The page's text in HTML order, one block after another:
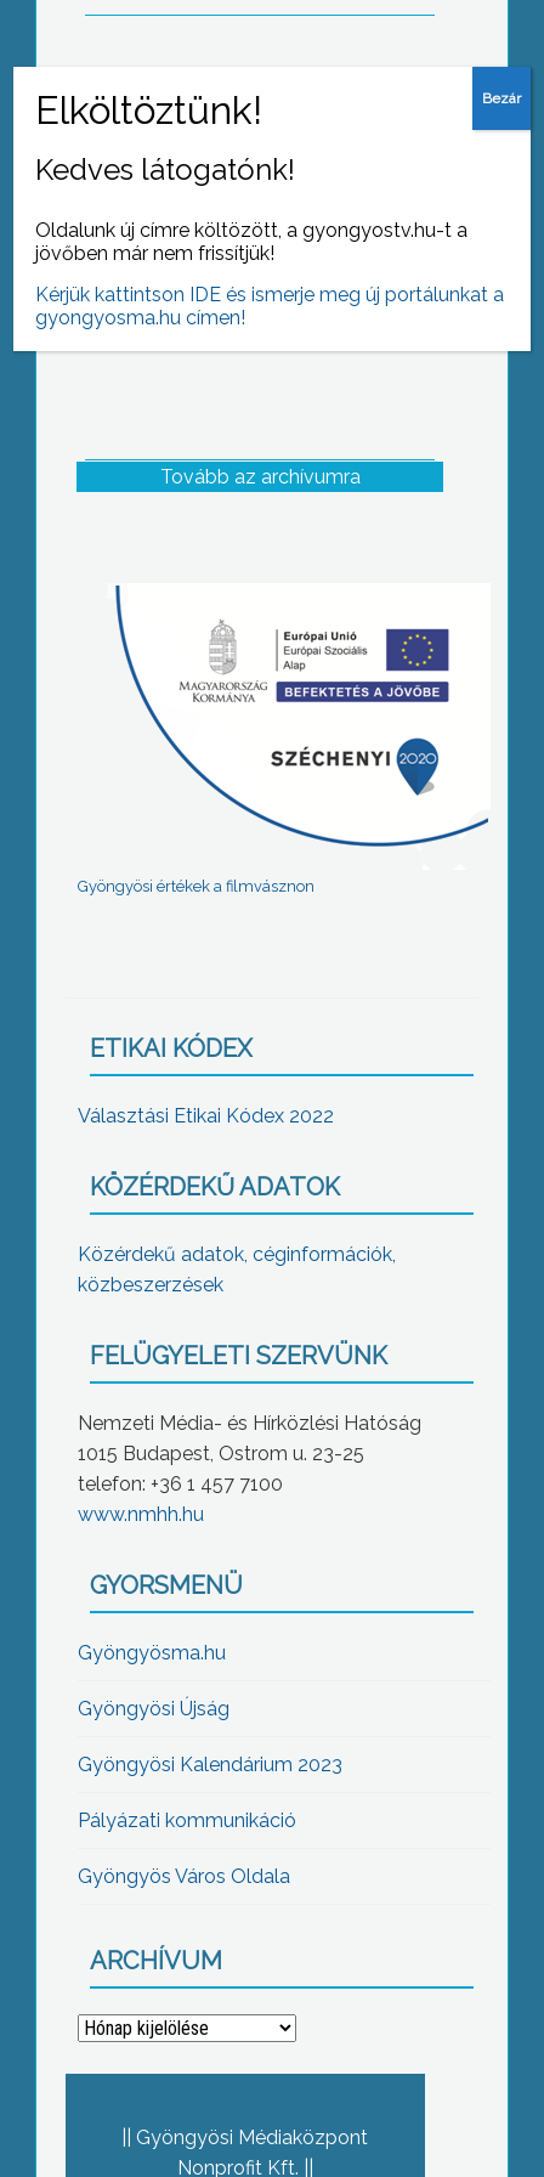
Idén is több százan voltak kíváncsiak a
Tovább az archívumra
Gyöngyösi értékek a filmvásznon
ETIKAI KÓDEX
Választási Etikai Kódex 2022
KÖZÉRDEKŰ ADATOK
Közérdekű adatok, céginformációk,
közbeszerzések
FELÜGYELETI SZERVÜNK
Nemzeti Média- és Hírközlési Hatóság
1015 Budapest, Ostrom u. 23-25
telefon: +36 1 457 7100
www.nmhh.hu
GYORSMENÜ
Gyöngyösma.hu
Gyöngyösi Újság
Gyöngyösi Kalendárium 2023
Pályázati kommunikáció
Gyöngyös Város Oldala
ARCHÍVUM
Archívum
Gyöngyösi Médiaközpont
Nonprofit Kft.
Kedves látogatónk!
Oldalunk új címre költözött, a gyongyostv.hu-t a
jövőben már nem frissítjük!
Kérjük kattintson IDE és ismerje meg új portálunkat a
gyongyosma.hu címen!